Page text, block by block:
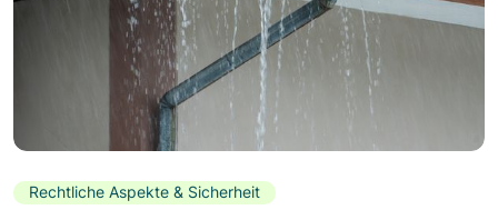
Rechtliche Aspekte & Sicherheit